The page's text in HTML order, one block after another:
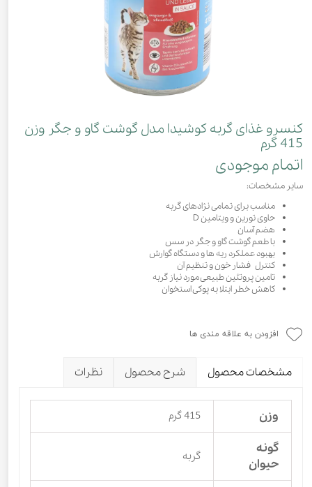
کنسرو غذای گربه کوشیدا مدل گوشت گاو و جگر وزن
415 گرم
اتمام موجودی
سایر مشخصات:
مناسب برای تمامی نژادهای گربه
حاوی تورین و ویتامین D
هضم آسان
با طعم گوشت گاو و جگر در سس
بهبود عملکرد ریه ها و دستگاه گوارش
کنترل فشار خون و تنظیم آن
تامین پروتئین طبیعی مورد نیاز گربه
کاهش خطر ابتلا به پوکی استخوان
افزودن به علاقه مندی ها
مشخصات محصول شرح محصول نظرات
وزن 415 گرم
گونه
حیوان
گربه